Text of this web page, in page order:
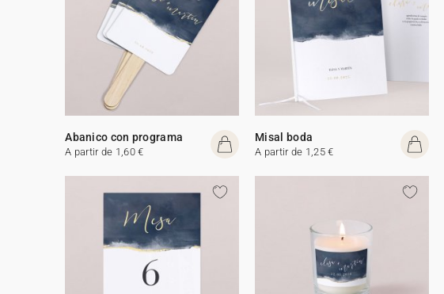
Abanico con programa
A partir de 1,60 €
Misal boda
A partir de 1,25 €